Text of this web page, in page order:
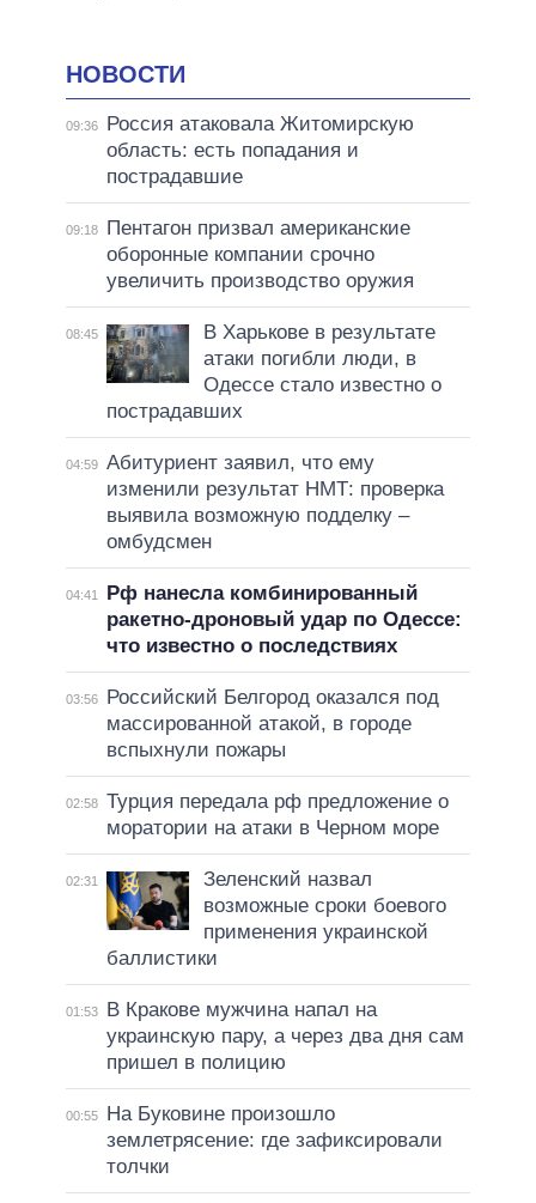
НОВОСТИ
09:36
Россия атаковала Житомирскую
область: есть попадания и
пострадавшие
09:18
Пентагон призвал американские
оборонные компании срочно
увеличить производство оружия
08:45
В Харькове в результате
атаки погибли люди, в
Одессе стало известно о
пострадавших
04:59 Абитуриент заявил, что ему
изменили результат НМТ: проверка
выявила возможную подделку –
омбудсмен
04:41
Рф нанесла комбинированный
ракетно-дроновый удар по Одессе:
что известно о последствиях
03:56
Российский Белгород оказался под
массированной атакой, в городе
вспыхнули пожары
02:58 Турция передала рф предложение о
моратории на атаки в Черном море
02:31
Зеленский назвал
возможные сроки боевого
применения украинской
баллистики
01:53
В Кракове мужчина напал на
украинскую пару, а через два дня сам
пришел в полицию
00:55
На Буковине произошло
землетрясение: где зафиксировали
толчки